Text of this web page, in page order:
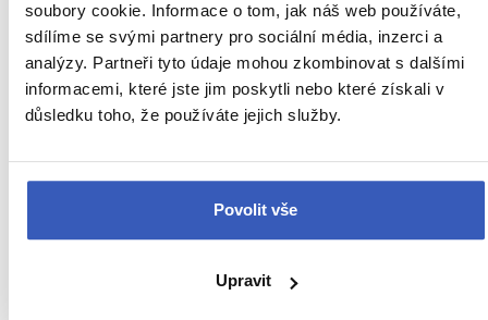
soubory cookie. Informace o tom, jak náš web používáte,
sdílíme se svými partnery pro sociální média, inzerci a
analýzy. Partneři tyto údaje mohou zkombinovat s dalšími
informacemi, které jste jim poskytli nebo které získali v
důsledku toho, že používáte jejich služby.
Povolit vše
Upravit
5274 přečtení
Další cestovatelská inspirace
URL
www.radynacestu.cz/magazin/pamatnik-
Aktuality